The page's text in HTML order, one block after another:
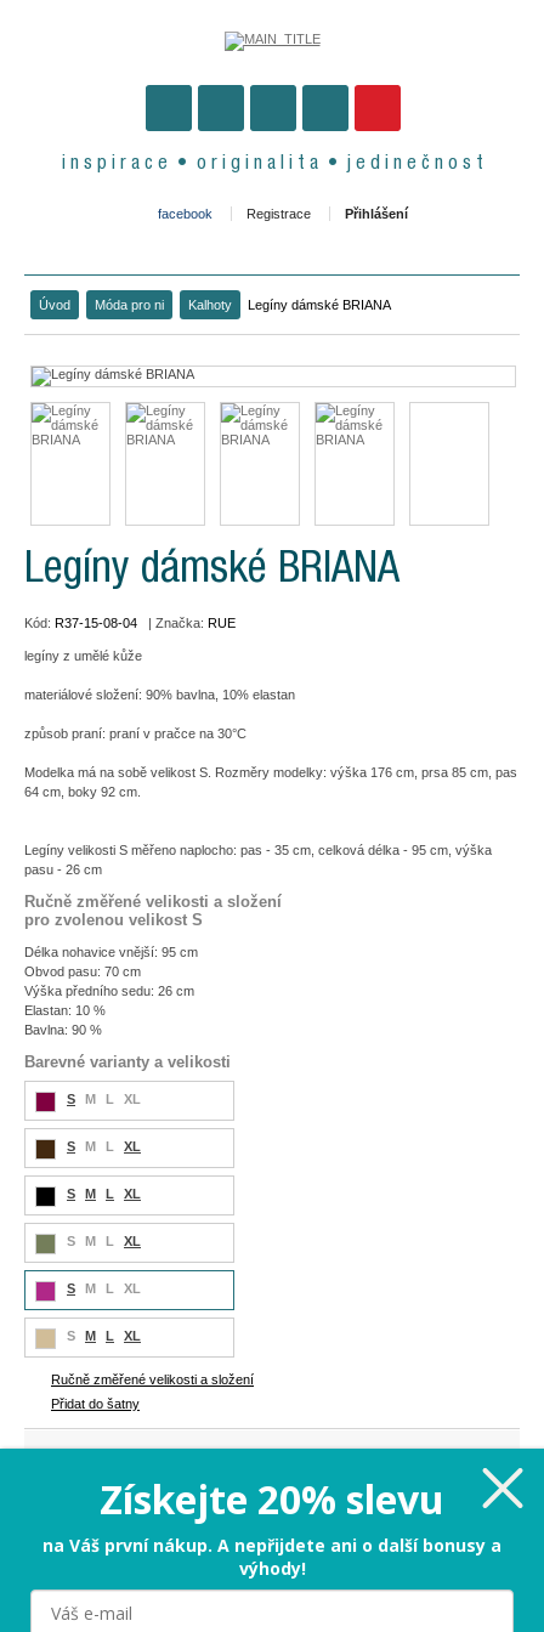
i n s p i r a c e • o r i g i n a l i t a • j e d i n e č n o s t
facebook Registrace Přihlášení
Úvod Móda pro ni Kalhoty Legíny dámské BRIANA
Legíny dámské BRIANA
Kód: R37-15-08-04 | Značka: RUE
legíny z umělé kůže
materiálové složení: 90% bavlna, 10% elastan
způsob praní: praní v pračce na 30°C
Modelka má na sobě velikost S. Rozměry modelky: výška 176 cm, prsa 85 cm, pas
64 cm, boky 92 cm.
Legíny velikosti S měřeno naplocho: pas - 35 cm, celková délka - 95 cm, výška
pasu - 26 cm
Ručně změřené velikosti a složení
pro zvolenou velikost S
Délka nohavice vnější: 95 cm
Obvod pasu: 70 cm
Výška předního sedu: 26 cm
Elastan: 10 %
Bavlna: 90 %
Barevné varianty a velikosti
S M L XL
S M L XL
S M L XL
S M L XL
S M L XL
S M L XL
Ručně změřené velikosti a složení
Přidat do šatny
599 Kč
PŘIDAT DO KOŠÍKU
Získejte 20% slevu
na Váš první nákup. A nepřijdete ani o další bonusy a
výhody!